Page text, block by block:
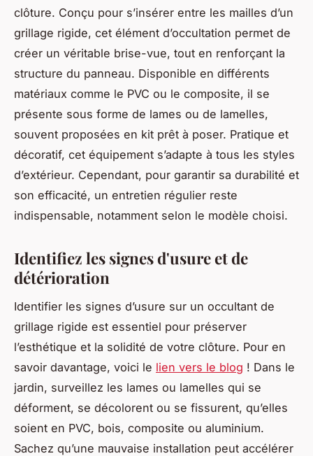
clôture. Conçu pour s’insérer entre les mailles d’un
grillage rigide, cet élément d’occultation permet de
créer un véritable brise-vue, tout en renforçant la
structure du panneau. Disponible en différents
matériaux comme le PVC ou le composite, il se
présente sous forme de lames ou de lamelles,
souvent proposées en kit prêt à poser. Pratique et
décoratif, cet équipement s’adapte à tous les styles
d’extérieur. Cependant, pour garantir sa durabilité et
son efficacité, un entretien régulier reste
indispensable, notamment selon le modèle choisi.
Identifiez les signes d'usure et de
détérioration
Identifier les signes d’usure sur un occultant de
grillage rigide est essentiel pour préserver
l’esthétique et la solidité de votre clôture. Pour en
savoir davantage, voici le lien vers le blog ! Dans le
jardin, surveillez les lames ou lamelles qui se
déforment, se décolorent ou se fissurent, qu’elles
soient en PVC, bois, composite ou aluminium.
Sachez qu’une mauvaise installation peut accélérer